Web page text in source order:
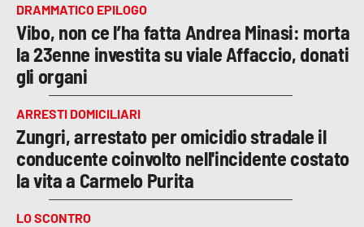
DRAMMATICO EPILOGO
Vibo, non ce l’ha fatta Andrea Minasi: morta
la 23enne investita su viale Affaccio, donati
gli organi
ARRESTI DOMICILIARI
Zungri, arrestato per omicidio stradale il
conducente coinvolto nell'incidente costato
la vita a Carmelo Purita
LO SCONTRO